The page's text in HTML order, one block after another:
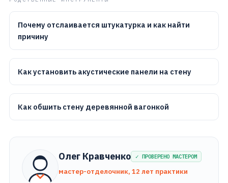
Почему отслаивается штукатурка и как найти
причину
Как установить акустические панели на стену
Как обшить стену деревянной вагонкой
Олег Кравченко ✓ ПРОВЕРЕНО МАСТЕРОМ
мастер-отделочник, 12 лет практики